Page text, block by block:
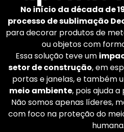
mundo. O
os
Saiba
No início da década de
processo de sublimação
para decorar produtos de
ou objetos com
Essa solução teve um
setor de construção, em
portas e janelas, e também
meio ambiente, pois ajuda
Não somos apenas líderes,
com foco na proteção do
humana.